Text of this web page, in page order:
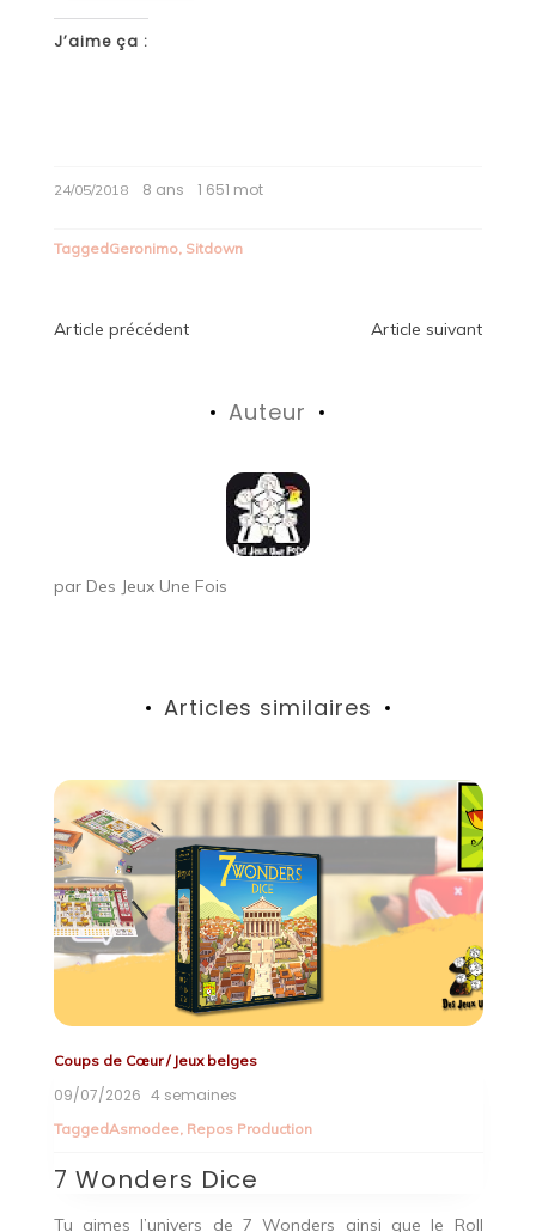
J’aime ça :
24/05/2018 8 ans 1 651 mot
TaggedGeronimo, Sitdown
Navigation
Article précédent Article suivant
Auteur
par Des Jeux Une Fois
Articles similaires
Coups de Cœur/ Duo/Jeux belges
07/07/2026 1 mois
TaggedAsmodee ,Repos Production
Seigneur des Anneaux : Duel